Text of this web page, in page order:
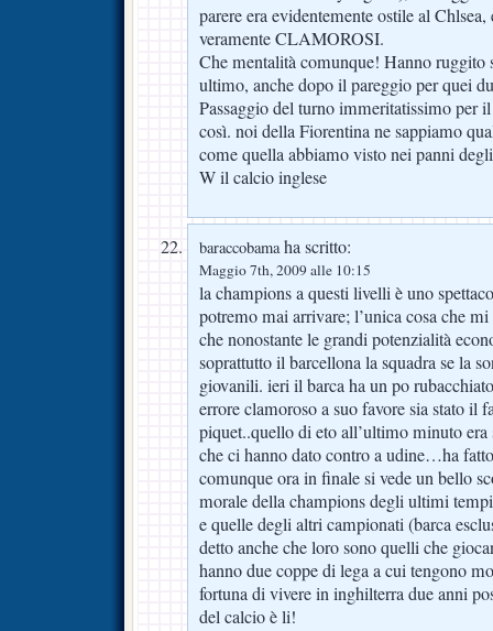
parere era evidentemente ostile al
veramente CLAMOROSI.
Che mentalità comunque! Hanno ruggito
ultimo, anche dopo il pareggio per quei
Passaggio del turno immeritatissimo per
così. noi della Fiorentina ne sappiamo
come quella abbiamo visto nei panni
W il calcio inglese
baraccobamaha scritto:
Maggio 7th, 2009 alle 10:15
la champions a questi livelli è uno
potremo mai arrivare; l’unica cosa che
che nonostante le grandi potenzialità
soprattutto il barcellona la squadra se la
giovanili. ieri il barca ha un po
errore clamoroso a suo favore sia stato il
piquet..quello di eto all’ultimo minuto
che ci hanno dato contro a udine…ha
comunque ora in finale si vede un bello
morale della champions degli ultimi
e quelle degli altri campionati (barca
detto anche che loro sono quelli che
hanno due coppe di lega a cui tengono
fortuna di vivere in inghilterra due anni
del calcio è li!